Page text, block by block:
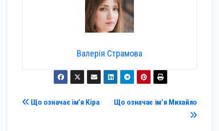
Валерія Страмова
Навігація
Що означає ім’я Михайло
Що означає ім’я Кіра